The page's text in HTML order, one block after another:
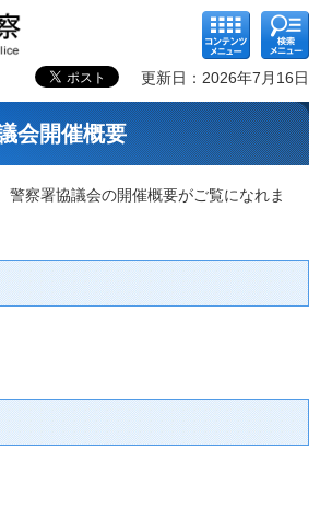
コンテ
ンツメ
ニュー
検索メ
ニュー
更新日：2026年7月16日
会開催概要
警察署協議会の開催概要がご覧になれま